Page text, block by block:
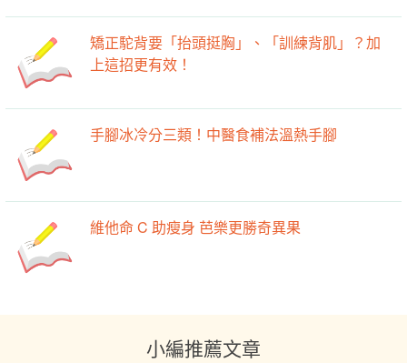
矯正駝背要「抬頭挺胸」、「訓練背肌」？加
上這招更有效！
手腳冰冷分三類！中醫食補法溫熱手腳
維他命 C 助瘦身 芭樂更勝奇異果
小編推薦文章